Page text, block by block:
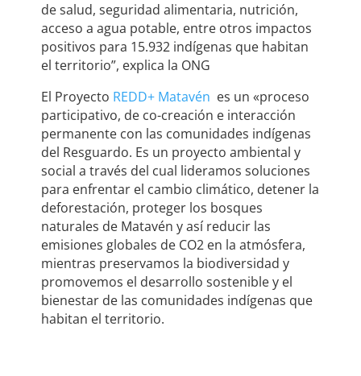
de salud, seguridad alimentaria, nutrición,
acceso a agua potable, entre otros impactos
positivos para 15.932 indígenas que habitan
el territorio”, explica la ONG
El Proyecto REDD+ Matavén es un «proceso
participativo, de co-creación e interacción
permanente con las comunidades indígenas
del Resguardo. Es un proyecto ambiental y
social a través del cual lideramos soluciones
para enfrentar el cambio climático, detener la
deforestación, proteger los bosques
naturales de Matavén y así reducir las
emisiones globales de CO2 en la atmósfera,
mientras preservamos la biodiversidad y
promovemos el desarrollo sostenible y el
bienestar de las comunidades indígenas que
habitan el territorio.